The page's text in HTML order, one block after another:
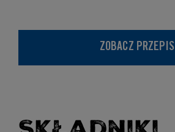
ZOBACZ PRZEPIS